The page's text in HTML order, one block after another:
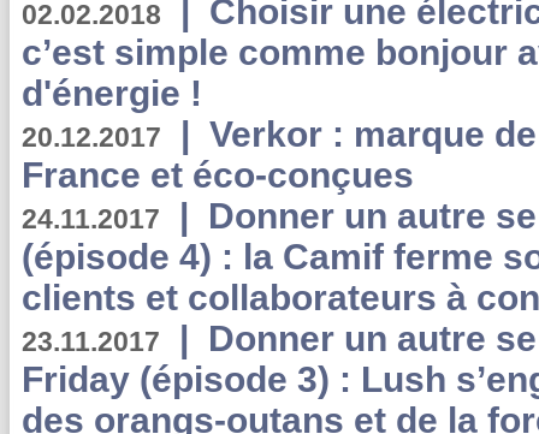
02.02.2018 | Choisir une
c’est simple comme bonjour
d'énergie !
20.12.2017 | Verkor : marque
France et éco-conçues
24.11.2017 | Donner un autre
(épisode 4) : la Camif ferme
clients et collaborateurs à
23.11.2017 | Donner un autre
Friday (épisode 3) : Lush
des orangs-outans et de la